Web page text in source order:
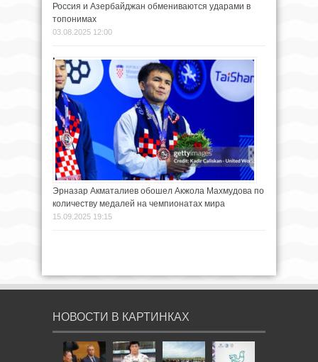
Россия и Азербайджан обмениваются ударами в
топонимах
03.08.2025 12:00
Эрназар Акматалиев обошел Акжола Махмудова по
количеству медалей на чемпионатах мира
15.09.2025 19:15
НОВОСТИ В КАРТИНКАХ